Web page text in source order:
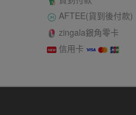
AFTEE(貨到後付款)
zingala銀角零卡
信用卡